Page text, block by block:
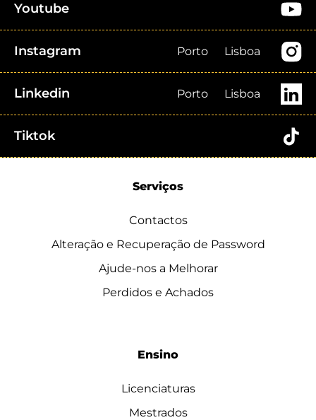
Youtube
Instagram Porto Lisboa
Linkedin Porto Lisboa
Tiktok
Serviços
Contactos
Alteração e Recuperação de Password
Ajude-nos a Melhorar
Perdidos e Achados
Ensino
Licenciaturas
Mestrados